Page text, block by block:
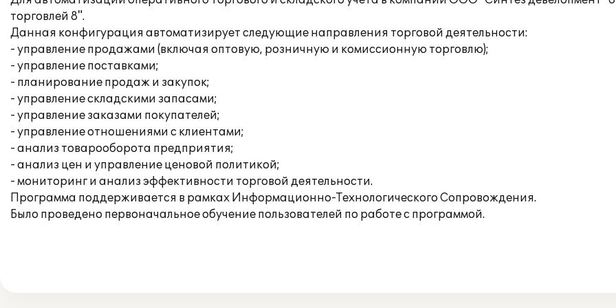
торговлей 8".
Данная конфигурация автоматизирует следующие направления торговой деятельности:
- управление продажами (включая оптовую, розничную и комиссионную торговлю);
- управление поставками;
- планирование продаж и закупок;
- управление складскими запасами;
- управление заказами покупателей;
- управление отношениями с клиентами;
- анализ товарооборота предприятия;
- анализ цен и управление ценовой политикой;
- мониторинг и анализ эффективности торговой деятельности.
Программа поддерживается в рамках Информационно-Технологического Сопровождения.
Было проведено первоначальное обучение пользователей по работе с программой.